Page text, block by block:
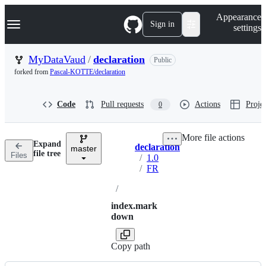
k
p
t
Navigation Menu Sign in
Appearance
settings
MyDataVaud / declaration
Public
forked from Pascal-KOTTE/declaration
Code Pull requests 0 Actions
Files
Expand
file tree
master Breadcrumbs
declaration
/ 1.0
/ FR
/
index.mark
down
Copy path
More file actions